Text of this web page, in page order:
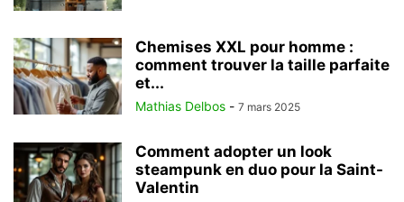
Chemises XXL pour homme :
comment trouver la taille parfaite
et...
Mathias Delbos - 7 mars 2025
Comment adopter un look
steampunk en duo pour la Saint-
Valentin